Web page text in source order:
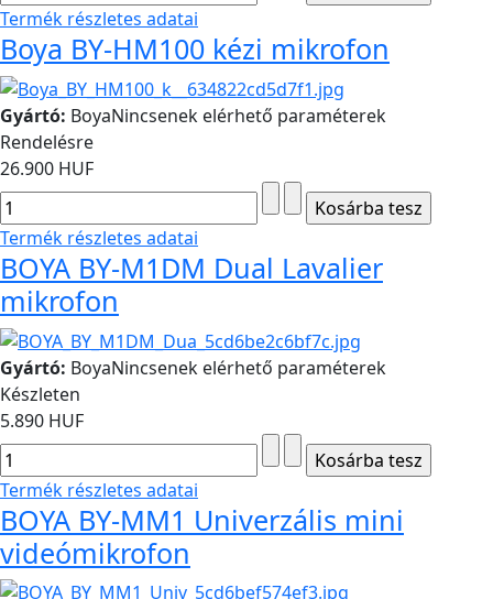
Termék részletes adatai
Boya BY-HM100 kézi mikrofon
Gyártó: BoyaNincsenek elérhető paraméterek
Rendelésre
26.900 HUF
Termék részletes adatai
BOYA BY-M1DM Dual Lavalier
mikrofon
Gyártó: BoyaNincsenek elérhető paraméterek
Készleten
5.890 HUF
Termék részletes adatai
BOYA BY-MM1 Univerzális mini
videómikrofon